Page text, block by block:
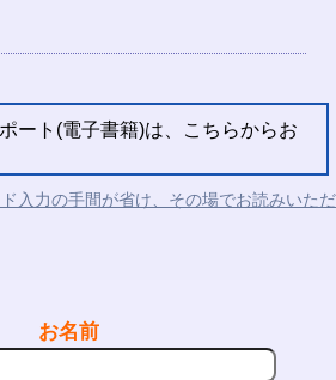
ート(電子書籍)は、こちらからお
入力の手間が省け、その場でお読みいただ
お名前